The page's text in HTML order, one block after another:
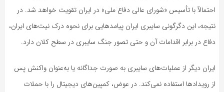
احتمالاً با تأسیس «شورای عالی دفاع ملی» در ایران تقویت خواهد شد. در
نتیجه، این دگرگونی سایبری ایران پیامدهایی برای نحوه درک نیت‌های ایران،
دفاع در برابر اقدامات آن و حتی تصور جنگ سایبری در سطح کلان دارد.
ایران دیگر از عملیات‌های سایبری به صورت جداگانه یا به‌عنوان واکنش پس
از رویدادها استفاده نمی‌کند. در عوض، کمپین‌های دیجیتال را با حملات